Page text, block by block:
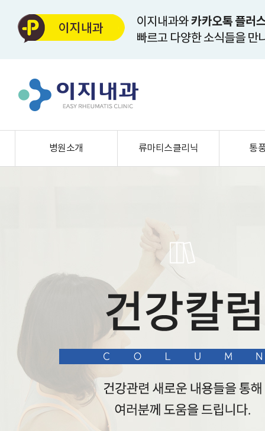
병원소개 류마티스클리닉 통